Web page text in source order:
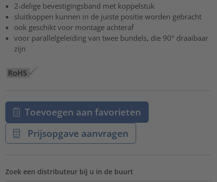
2-delige bevestigingsband met koppelstuk
sluitkoppen kunnen in de juiste positie worden gebracht
ook geschikt voor montage achteraf
voor parallelgeleiding van twee bundels, die 90º draaibaar
zijn
Toevoegen aan favorieten
Prijsopgave aanvragen
Zoek een distributeur bij u in de buurt